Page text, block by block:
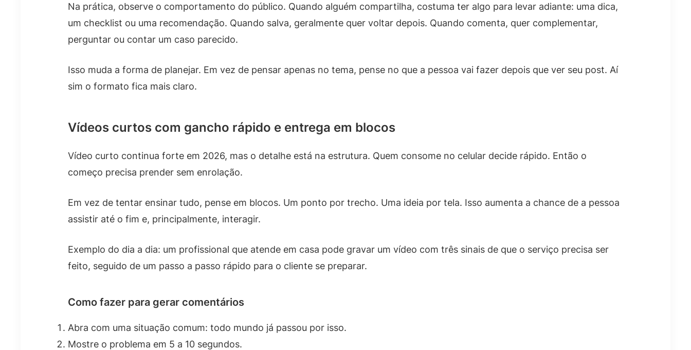
Na prática, observe o comportamento do público. Quando alguém compartilha, costuma ter algo para levar adiante: uma dica,
um checklist ou uma recomendação. Quando salva, geralmente quer voltar depois. Quando comenta, quer complementar,
perguntar ou contar um caso parecido.
Isso muda a forma de planejar. Em vez de pensar apenas no tema, pense no que a pessoa vai fazer depois que ver seu post. Aí
sim o formato fica mais claro.
Vídeos curtos com gancho rápido e entrega em blocos
Vídeo curto continua forte em 2026, mas o detalhe está na estrutura. Quem consome no celular decide rápido. Então o
começo precisa prender sem enrolação.
Em vez de tentar ensinar tudo, pense em blocos. Um ponto por trecho. Uma ideia por tela. Isso aumenta a chance de a pessoa
assistir até o fim e, principalmente, interagir.
Exemplo do dia a dia: um profissional que atende em casa pode gravar um vídeo com três sinais de que o serviço precisa ser
feito, seguido de um passo a passo rápido para o cliente se preparar.
Como fazer para gerar comentários
Abra com uma situação comum: todo mundo já passou por isso.
Mostre o problema em 5 a 10 segundos.